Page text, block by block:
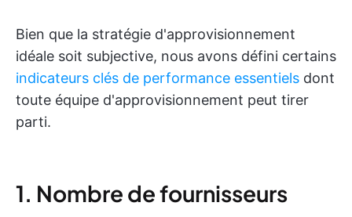
Bien que la stratégie d'approvisionnement
idéale soit subjective, nous avons défini certains
indicateurs clés de performance essentiels dont
toute équipe d'approvisionnement peut tirer
parti.
1. Nombre de fournisseurs